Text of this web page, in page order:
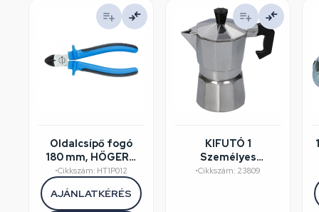
Oldalcsípő fogó
180 mm, HÖGERT
HT1P012
•Cikkszám: HT1P012
AJÁNLATKÉRÉS
KIFUTÓ 1
Személyes
kávéfőző
•Cikkszám: 23809